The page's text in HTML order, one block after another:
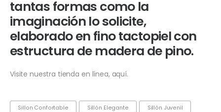
tantas formas como la
imaginación lo solicite,
elaborado en fino tactopiel con
estructura de madera de pino.
Visite nuestra tienda en línea, aquí.
Sillon Confortable Sillón Elegante Sillón Juvenil